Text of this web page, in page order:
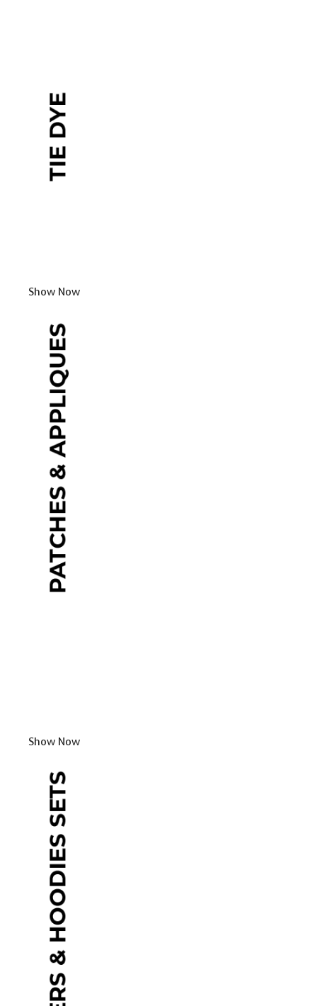
Show Now
Show Now